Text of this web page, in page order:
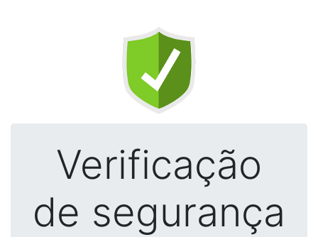
Verificação
de segurança